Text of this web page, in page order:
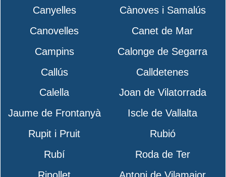
Canyelles
Cànoves i Samalús
Canovelles
Canet de Mar
Campins
Calonge de Segarra
Callús
Calldetenes
Calella
Joan de Vilatorrada
Jaume de Frontanyà
Iscle de Vallalta
Rupit i Pruit
Rubió
Rubí
Roda de Ter